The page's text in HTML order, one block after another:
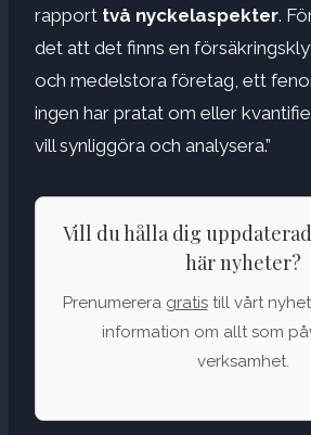
rapport två nyckelaspekter.
det att det finns en
och medelstora företag, ett
ingen har pratat om eller
vill synliggöra och analysera.”
Vill du hålla dig
här nyheter?
Prenumerera gratistill vårt
information om allt som
verksamhet.